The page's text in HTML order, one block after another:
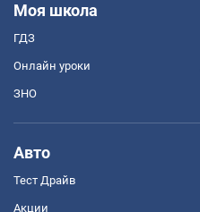
Моя школа
ГДЗ
Онлайн уроки
ЗНО
Авто
Тест Драйв
Акции